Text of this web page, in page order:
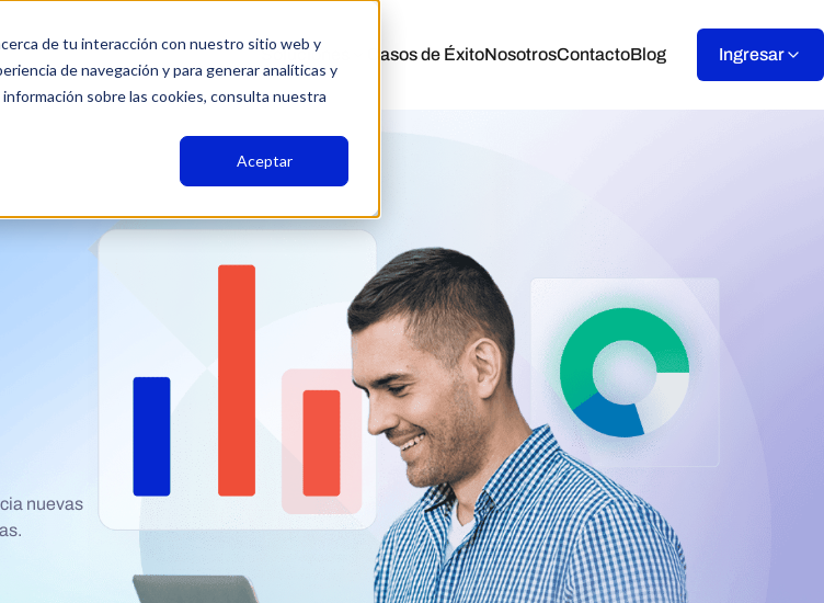
de tu interacción con nuestro sitio web y
de navegación y para generar analíticas y
sobre las cookies, consulta nuestra
Aceptar
Soluciones Casos de ÉxitoNosotrosContactoBlog Ingresar
nuevas